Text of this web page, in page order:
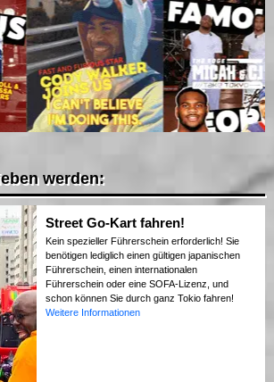
werden:
Street Go-Kart fahren!
Kein spezieller Führerschein erforderlich! Sie
benötigen lediglich einen gültigen japanischen
Führerschein, einen internationalen
Führerschein oder eine SOFA-Lizenz, und
schon können Sie durch ganz Tokio fahren!
Weitere Informationen